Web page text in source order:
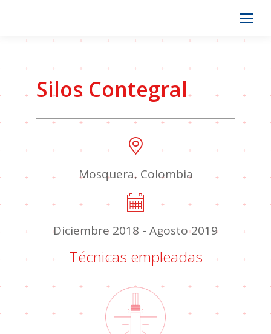
Silos Contegral
Mosquera, Colombia
Diciembre 2018 - Agosto 2019
Técnicas empleadas